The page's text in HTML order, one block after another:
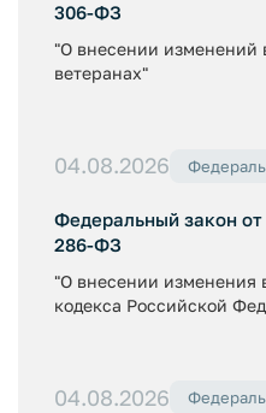
306-ФЗ
"О внесении изменений
ветеранах"
04.08.2026
Федеральный закон
286-ФЗ
"О внесении изменения
кодекса Российской
04.08.2026